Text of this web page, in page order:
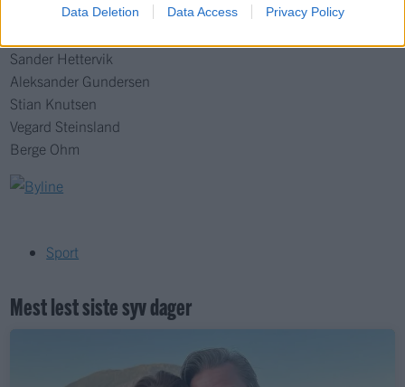
Data Deletion Data Access Privacy Policy
Jonas Staurland
Sander Hettervik
Aleksander Gundersen
Stian Knutsen
Vegard Steinsland
Berge Ohm
Sport
Mest lest siste syv dager